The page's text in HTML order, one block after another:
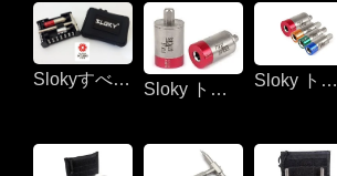
Slokyすべてのソリューションとすべてのアプリケーションに対応した調整可能なトルクアダプター
Sloky トルクドライバー（シューティング用）
Sloky トルクドライバー（シューティング用）